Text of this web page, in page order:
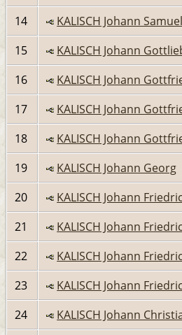
14
KALISCH Johann Samuel
15
KALISCH Johann
16
KALISCH Johann
17
KALISCH Johann
18
KALISCH Johann
19
KALISCH Johann Georg
20
KALISCH Johann
21
KALISCH Johann
22
KALISCH Johann
23
KALISCH Johann
24
KALISCH Johann